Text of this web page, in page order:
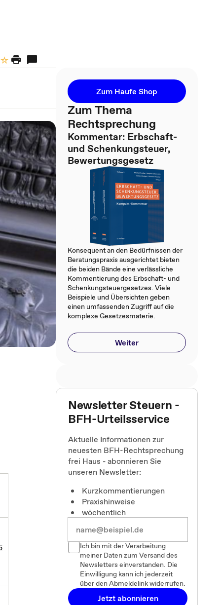
Zum Haufe Shop
Zum Thema
Rechtsprechung
Kommentar: Erbschaft-
und Schenkungsteuer,
Bewertungsgesetz
Konsequent an den Bedürfnissen der
Beratungspraxis ausgerichtet bieten
die beiden Bände eine verlässliche
Kommentierung des Erbschaft- und
Schenkungsteuergesetzes. Viele
Beispiele und Übersichten geben
einen umfassenden Zugriff auf die
komplexe Gesetzesmaterie.
Weiter
Newsletter Steuern -
BFH-Urteilsservice
Aktuelle Informationen zur
neuesten BFH-Rechtsprechung
frei Haus - abonnieren Sie
unseren Newsletter:
Kurzkommentierungen
Praxishinweise
wöchentlich
Ich bin mit der Verarbeitung
meiner Daten zum Versand des
Newsletters einverstanden. Die
Einwilligung kann ich jederzeit
über den Abmeldelink widerrufen.
Jetzt abonnieren